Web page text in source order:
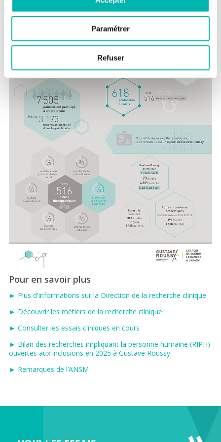
Paramétrer
Refuser
essais industriels et de partenaire des sociétés de
biotechnologie innovantes.
Pour en savoir plus
► Plus d'informations sur la Direction de la recherche clinique
► Découvrir les métiers de la recherche clinique
► Consulter les essais cliniques en cours
► Bilan des recherches impliquant la personne humaine (RIPH)
ouvertes aux inclusions en 2025 à Gustave Roussy
► Remarques de l’ANSM